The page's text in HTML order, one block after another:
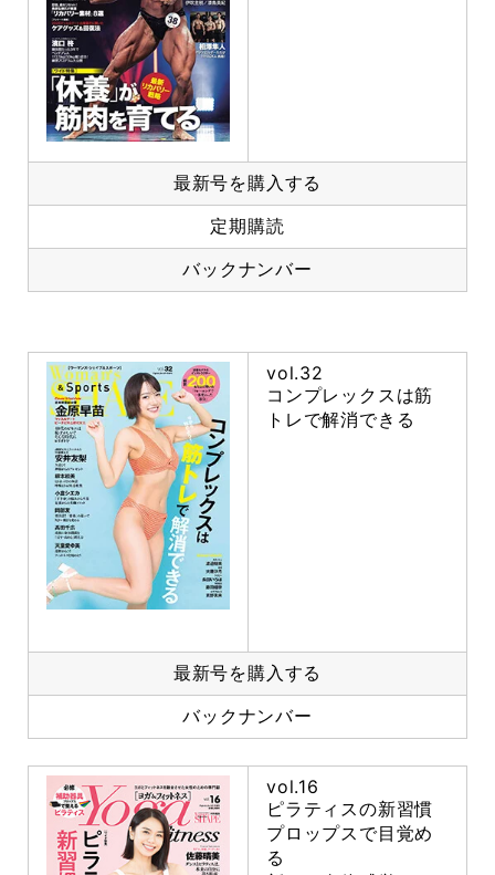
最新号を購入する
定期購読
バックナンバー
vol.32
コンプレックスは筋
トレで解消できる
最新号を購入する
バックナンバー
vol.16
ピラティスの新習慣
プロップスで目覚め
る